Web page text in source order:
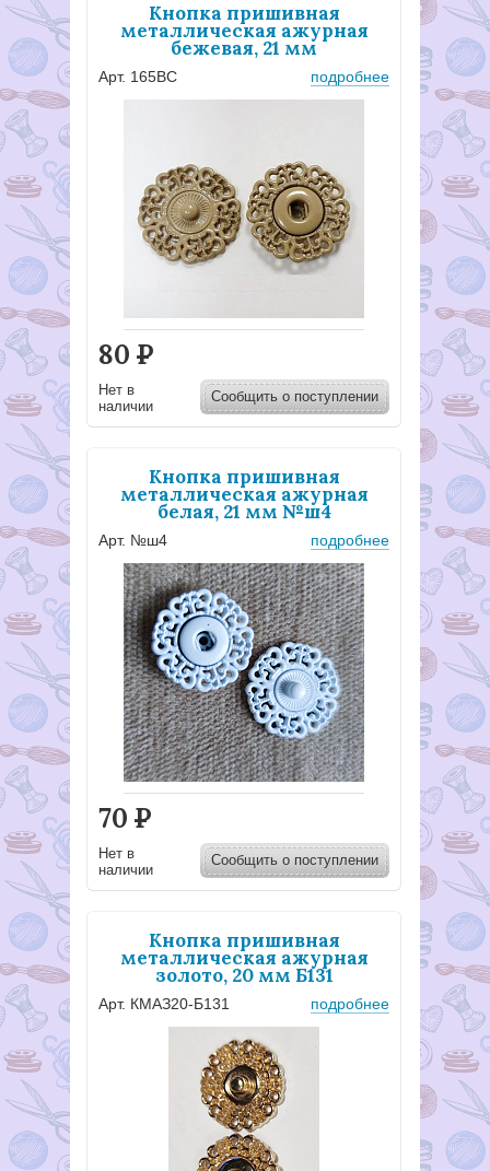
Кнопка пришивная
металлическая ажурная
бежевая, 21 мм
Арт. 165ВС подробнее
80 Р
Нет в
наличии
Сообщить о поступлении
Кнопка пришивная
металлическая ажурная
белая, 21 мм №ш4
Арт. №ш4 подробнее
70 Р
Нет в
наличии
Сообщить о поступлении
Кнопка пришивная
металлическая ажурная
золото, 20 мм Б131
Арт. КМАЗ20-Б131 подробнее